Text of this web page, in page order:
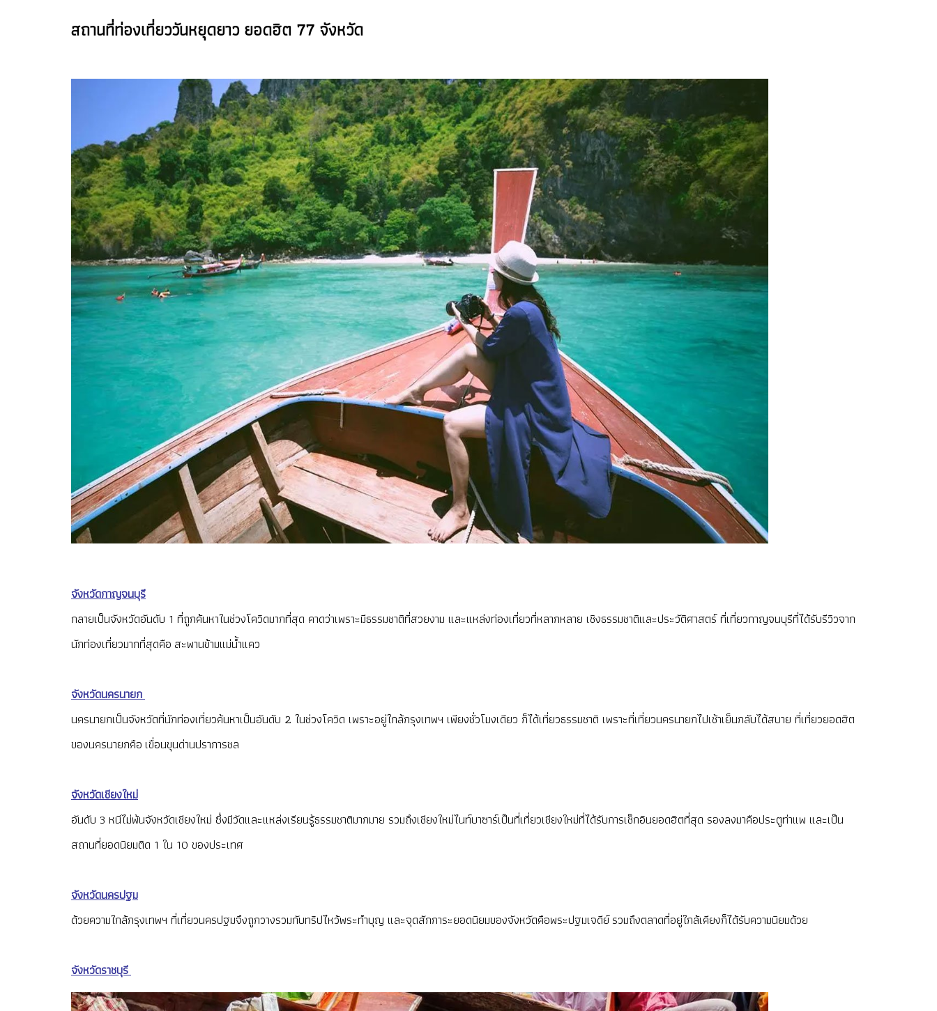
สถานที่ท่องเที่ยววันหยุดยาว ยอดฮิต 77 จังหวัด
จังหวัดกาญจนบุรี
กลายเป็นจังหวัดอันดับ 1 ที่ถูกค้นหาในช่วงโควิดมากที่สุด คาดว่าเพราะมีธรรมชาติที่สวยงาม และแหล่งท่องเที่ยวที่หลากหลาย เชิงธรรมชาติและประวัติศาสตร์ ที่เที่ยวกาญจนบุรีที่ได้รับรีวิวจาก
นักท่องเที่ยวมากที่สุดคือ สะพานข้ามแม่น้ำแคว
จังหวัดนครนายก
นครนายกเป็นจังหวัดที่นักท่องเที่ยวค้นหาเป็นอันดับ 2 ในช่วงโควิด เพราะอยู่ใกล้กรุงเทพฯ เพียงชั่วโมงเดียว ก็ได้เที่ยวธรรมชาติ เพราะที่เที่ยวนครนายกไปเช้าเย็นกลับได้สบาย ที่เที่ยวยอดฮิต
ของนครนายกคือ เขื่อนขุนด่านปราการชล
จังหวัดเชียงใหม่
อันดับ 3 หนีไม่พ้นจังหวัดเชียงใหม่ ซึ่งมีวัดและแหล่งเรียนรู้ธรรมชาติมากมาย รวมถึงเชียงใหม่ไนท์บาซาร์เป็นที่เที่ยวเชียงใหม่ที่ได้รับการเช็กอินยอดฮิตที่สุด รองลงมาคือประตูท่าแพ และเป็น
สถานที่ยอดนิยมติด 1 ใน 10 ของประเทศ
จังหวัดนครปฐม
ด้วยความใกล้กรุงเทพฯ ที่เที่ยวนครปฐมจึงถูกวางรวมกับทริปไหว้พระทำบุญ และจุดสักการะยอดนิยมของจังหวัดคือพระปฐมเจดีย์ รวมถึงตลาดที่อยู่ใกล้เคียงก็ได้รับความนิยมด้วย
จังหวัดราชบุรี